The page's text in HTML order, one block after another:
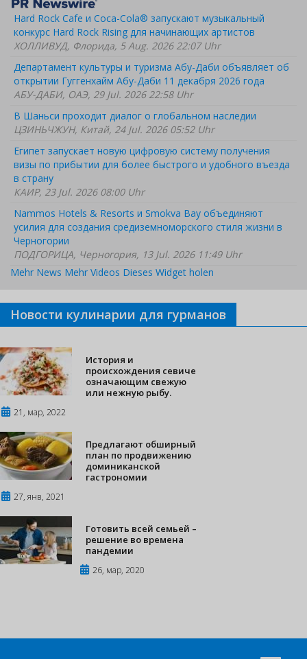
Hard Rock Cafe и Coca-Cola® запускают музыкальный
конкурс Hard Rock Rising для начинающих артистов
ХОЛЛИВУД, Флорида, 5 Aug. 2026 22:07 Uhr
Департамент культуры и туризма Абу-Даби объявляет об
открытии Гуггенхайм Абу-Даби 11 декабря 2026 года
АБУ-ДАБИ, ОАЭ, 29 Jul. 2026 22:58 Uhr
В Шаньси проходит диалог о глобальном наследии
ЦЗИНЬЧЖУН, Китай, 24 Jul. 2026 05:52 Uhr
Египет запускает новую цифровую систему получения
визы по прибытии для более быстрого и удобного въезда
в страну
КАИР, 23 Jul. 2026 08:00 Uhr
Nammos Hotels & Resorts и Smokva Bay объединяют
усилия для создания средиземноморского стиля жизни в
Черногории
ПОДГОРИЦА, Черногория, 13 Jul. 2026 11:49 Uhr
Mehr News Mehr Videos Dieses Widget holen
Новости кулинарии для гурманов
История и
происхождения севиче
означающим свежую
или нежную рыбу.
21, мар, 2022
Предлагают обширный
план по продвижению
доминиканской
гастрономии
27, янв, 2021
Готовить всей семьей –
решение во времена
пандемии
26, мар, 2020